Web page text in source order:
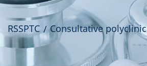
RSSPTC Consultative polyclinic